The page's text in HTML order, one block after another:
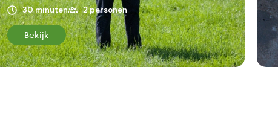
30 minuten 2 personen
Bekijk